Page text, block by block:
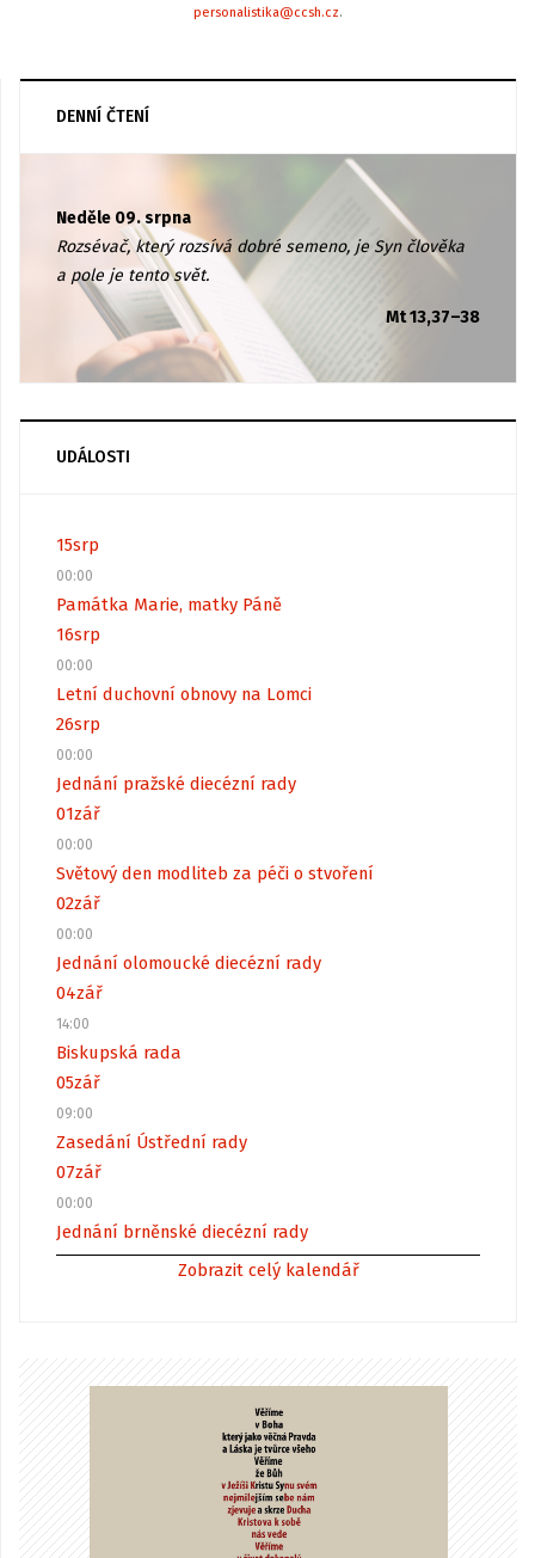
personalistika@ccsh.cz.
DENNÍ ČTENÍ
Neděle 09. srpna
Rozsévač, který rozsívá dobré semeno, je Syn člověka
a pole je tento svět.
Mt 13,37–38
UDÁLOSTI
15srp
00:00
Památka Marie, matky Páně
16srp
00:00
Letní duchovní obnovy na Lomci
26srp
00:00
Jednání pražské diecézní rady
01zář
00:00
Světový den modliteb za péči o stvoření
02zář
00:00
Jednání olomoucké diecézní rady
04zář
14:00
Biskupská rada
05zář
09:00
Zasedání Ústřední rady
07zář
00:00
Jednání brněnské diecézní rady
Zobrazit celý kalendář